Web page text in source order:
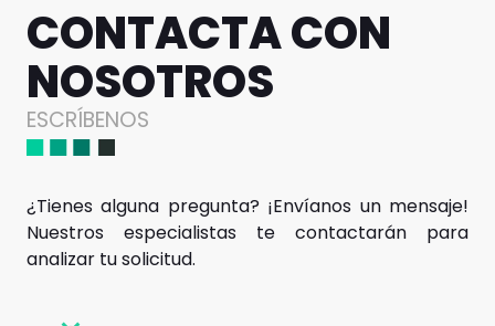
CONTACTA CON
NOSOTROS
ESCRÍBENOS
¿Tienes alguna pregunta? ¡Envíanos un mensaje!
Nuestros especialistas te contactarán para
analizar tu solicitud.